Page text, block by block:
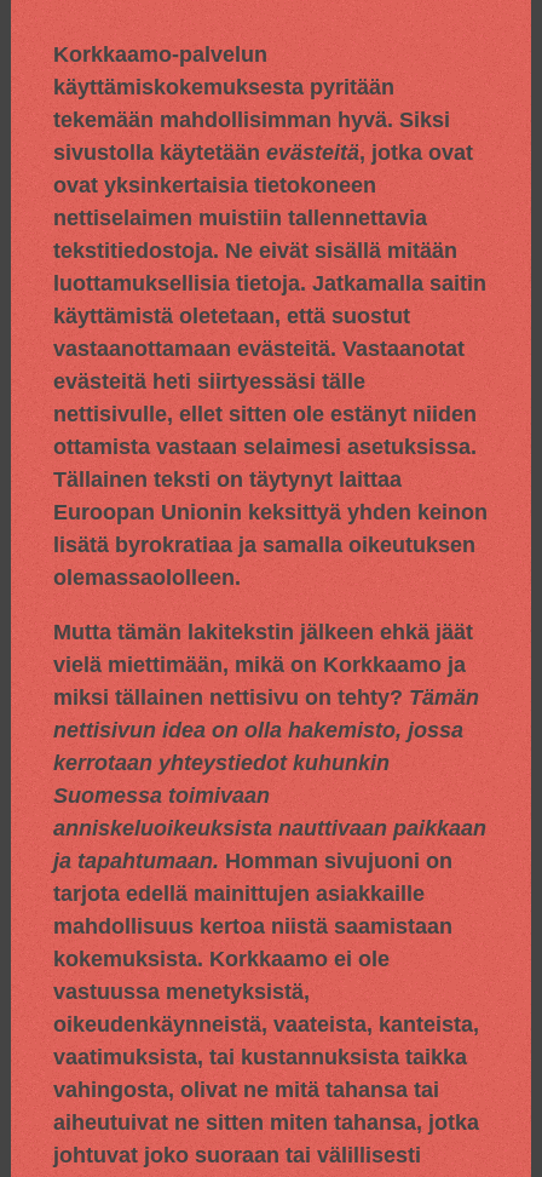
Korkkaamo-palvelun
käyttämiskokemuksesta pyritään
tekemään mahdollisimman hyvä. Siksi
sivustolla käytetään evästeitä, jotka ovat
ovat yksinkertaisia tietokoneen
nettiselaimen muistiin tallennettavia
tekstitiedostoja. Ne eivät sisällä mitään
luottamuksellisia tietoja. Jatkamalla saitin
käyttämistä oletetaan, että suostut
vastaanottamaan evästeitä. Vastaanotat
evästeitä heti siirtyessäsi tälle
nettisivulle, ellet sitten ole estänyt niiden
ottamista vastaan selaimesi asetuksissa.
Tällainen teksti on täytynyt laittaa
Euroopan Unionin keksittyä yhden keinon
lisätä byrokratiaa ja samalla oikeutuksen
olemassaololleen.
Mutta tämän lakitekstin jälkeen ehkä jäät
vielä miettimään, mikä on Korkkaamo ja
miksi tällainen nettisivu on tehty? Tämän
nettisivun idea on olla hakemisto, jossa
kerrotaan yhteystiedot kuhunkin
Suomessa toimivaan
anniskeluoikeuksista nauttivaan paikkaan
ja tapahtumaan. Homman sivujuoni on
tarjota edellä mainittujen asiakkaille
mahdollisuus kertoa niistä saamistaan
kokemuksista. Korkkaamo ei ole
vastuussa menetyksistä,
oikeudenkäynneistä, vaateista, kanteista,
vaatimuksista, tai kustannuksista taikka
vahingosta, olivat ne mitä tahansa tai
aiheutuivat ne sitten miten tahansa, jotka
johtuvat joko suoraan tai välillisesti